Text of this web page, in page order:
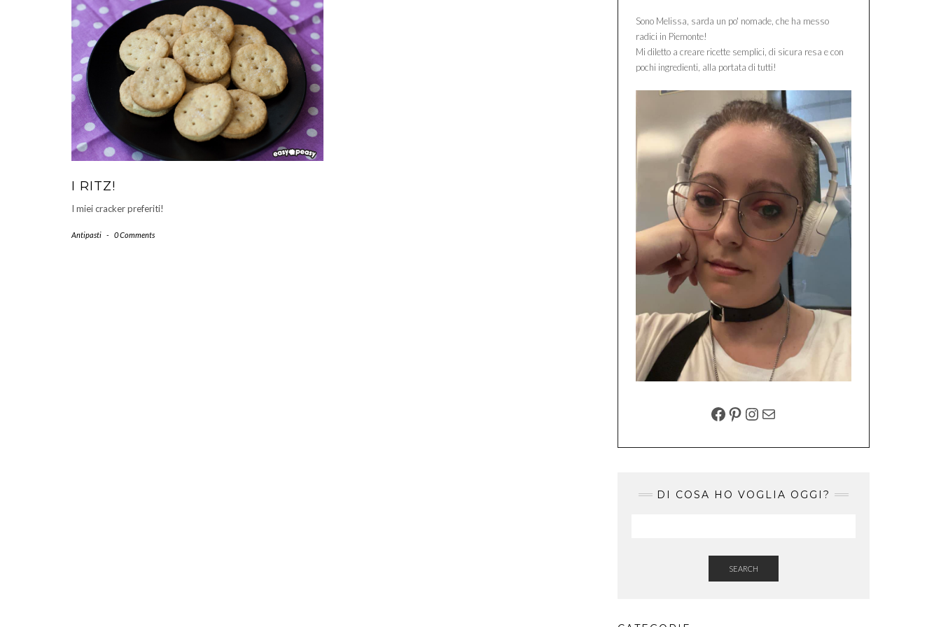
I RITZ!
I miei cracker preferiti!
Antipasti - 0 Comments
Sono Melissa, sarda un po' nomade, che ha messo
radici in Piemonte!
Mi diletto a creare ricette semplici, di sicura resa e con
pochi ingredienti, alla portata di tutti!
FACEBOOK
PINTEREST
INSTAGRAM
EMAIL
DI COSA HO VOGLIA OGGI?
SEARCH